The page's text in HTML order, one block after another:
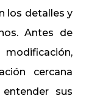
los detalles y
Antes de
cercana
sus